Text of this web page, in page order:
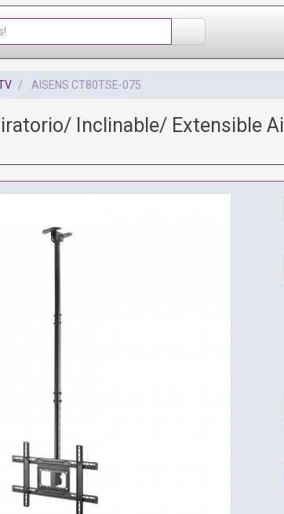
AISENS CT80TSE-075
Inclinable/ Extensible